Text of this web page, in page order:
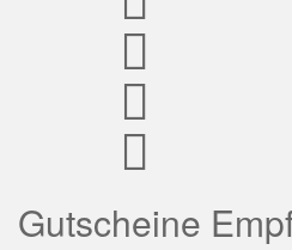
Gutscheine